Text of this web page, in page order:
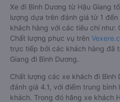
Xe đi Bình Dương từ Hậu Giang
lượng dựa trên đánh giá từ 1
khách hàng với các tiêu chí như:
Chất lượng phục vụ trên
trực tiếp bởi các khách hàng đã
Giang đi Bình Dương.
Chất lượng các xe khách đi Bình
đánh giá 4.1, với điểm trung bình
khách. Trong đó hãng xe khách